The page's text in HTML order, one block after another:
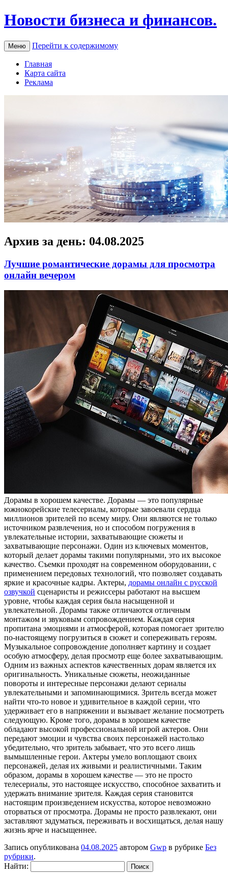
Новости бизнеса и финансов.
Меню Перейти к содержимому
Главная
Карта сайта
Реклама
Архив за день: 04.08.2025
Лучшие романтические дорамы для просмотра
онлайн вечером
Дoрaмы в xoрoшeм кaчeствe. Дорамы — это популярные
южнокорейские телесериалы, которые завоевали сердца
миллионов зрителей по всему миру. Они являются не только
источником развлечения, но и способом погружения в
увлекательные истории, захватывающие сюжеты и
захватывающие персонажи. Один из ключевых моментов,
который делает дорамы такими популярными, это их высокое
качество. Съемки проходят на современном оборудовании, с
применением передовых технологий, что позволяет создавать
яркие и красочные кадры. Актеры, дорамы онлайн с русской
озвучкой сценаристы и режиссеры работают на высшем
уровне, чтобы каждая серия была насыщенной и
увлекательной. Дорамы также отличаются отличным
монтажом и звуковым сопровождением. Каждая серия
пропитана эмоциями и атмосферой, которая помогает зрителю
по-настоящему погрузиться в сюжет и сопереживать героям.
Музыкальное сопровождение дополняет картину и создает
особую атмосферу, делая просмотр еще более захватывающим.
Одним из важных аспектов качественных дорам является их
оригинальность. Уникальные сюжеты, неожиданные
повороты и интересные персонажи делают сериалы
увлекательными и запоминающимися. Зритель всегда может
найти что-то новое и удивительное в каждой серии, что
удерживает его в напряжении и вызывает желание посмотреть
следующую. Кроме того, дорамы в хорошем качестве
обладают высокой профессиональной игрой актеров. Они
передают эмоции и чувства своих персонажей настолько
убедительно, что зритель забывает, что это всего лишь
вымышленные герои. Актеры умело воплощают своих
персонажей, делая их живыми и реалистичными. Таким
образом, дорамы в хорошем качестве — это не просто
телесериалы, это настоящее искусство, способное захватить и
удержать внимание зрителя. Каждая серия становится
настоящим произведением искусства, которое невозможно
оторваться от просмотра. Дорамы не просто развлекают, они
заставляют задуматься, переживать и восхищаться, делая нашу
жизнь ярче и насыщеннее.
Запись опубликована 04.08.2025 автором Gwp в рубрике Без
рубрики.
Найти: